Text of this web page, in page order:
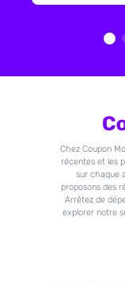
Chez Coupon
récentes et les
sur chaque
proposons des
Arrêtez de
explorer notre